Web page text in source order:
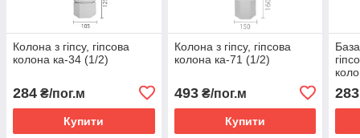
Колона з гіпсу, гіпсова
колона ка-34 (1/2)
284 ₴/пог.м
Купити
Колона з гіпсу, гіпсова
колона ка-71 (1/2)
493₴/пог.м
Купити
283